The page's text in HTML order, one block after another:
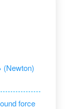
(Newton)
force